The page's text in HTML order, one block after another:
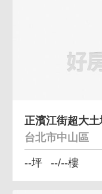
台北市中山區
--坪 --/--樓